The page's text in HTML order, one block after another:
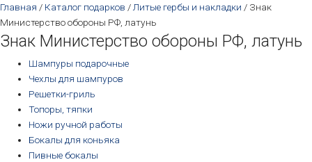
Главная / Каталог подарков / Литые гербы и накладки / Знак
Министерство обороны РФ, латунь
Знак Министерство обороны РФ, латунь
Шампуры подарочные
Чехлы для шампуров
Решетки-гриль
Топоры, тяпки
Ножи ручной работы
Бокалы для коньяка
Пивные бокалы